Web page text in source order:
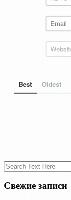
Best Oldest
Свежие записи